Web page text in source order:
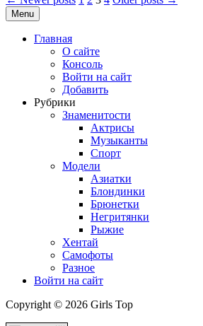
Menu
Главная
О сайте
Консоль
Войти на сайт
Добавить
Рубрики
Знаменитости
Актрисы
Музыканты
Спорт
Модели
Азиатки
Блондинки
Брюнетки
Негритянки
Рыжие
Хентай
Самофоты
Разное
Войти на сайт
Copyright © 2026 Girls Top